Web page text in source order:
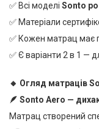
✅ Всі моделі Sonto
✅ Матеріали
✅ Кожен матрац має
✅ Є варіанти 2 в 1 —
🔸 Огляд матраців
🪶 Sonto Aero —
Матрац створений